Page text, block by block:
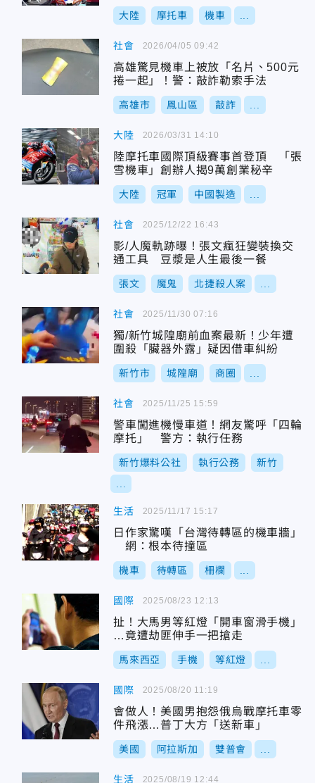
大陸 摩托車 機車
社會
高雄驚見機車上被放「名片、500元
捲一起」！警：敲詐勒索手法
高雄市 鳳山區 敲詐
2026/04/05 09:42
大陸
陸摩托車國際頂級賽事首登頂 「張
雪機車」創辦人揭9萬創業秘辛
大陸 冠軍 中國製造
2026/03/31 14:10
社會
影/人魔軌跡曝！張文瘋狂變裝換交
通工具 豆漿是人生最後一餐
張文 魔鬼 北捷殺人案
2025/12/22 16:43
社會
獨/新竹城隍廟前血案最新！少年遭
圍殺「臟器外露」疑因借車糾紛
新竹市 城隍廟 商圈
2025/11/30 07:16
社會
警車闖進機慢車道！網友驚呼「四輪
摩托」 警方：執行任務
新竹爆料公社 執行公務 新竹
2025/11/25 15:59
生活
日作家驚嘆「台灣待轉區的機車牆」
網：根本待撞區
機車 待轉區 柵欄
2025/11/17 15:17
國際
扯！大馬男等紅燈「開車窗滑手機」
…竟遭劫匪伸手一把搶走
馬來西亞 手機 等紅燈
2025/08/23 12:13
國際
會做人！美國男抱怨俄烏戰摩托車零
件飛漲…普丁大方「送新車」
美國 阿拉斯加 雙普會
2025/08/20 11:19
生活 2025/08/19 12:44